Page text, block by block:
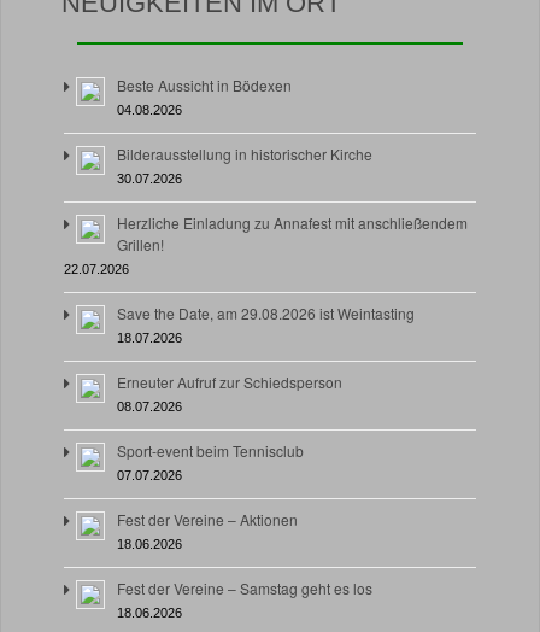
Beste Aussicht in Bödexen
04.08.2026
Bilderausstellung in historischer Kirche
30.07.2026
Herzliche Einladung zu Annafest mit anschließendem
Grillen!
22.07.2026
Save the Date, am 29.08.2026 ist Weintasting
18.07.2026
Erneuter Aufruf zur Schiedsperson
08.07.2026
Sport-event beim Tennisclub
07.07.2026
Fest der Vereine – Aktionen
18.06.2026
Fest der Vereine – Samstag geht es los
18.06.2026